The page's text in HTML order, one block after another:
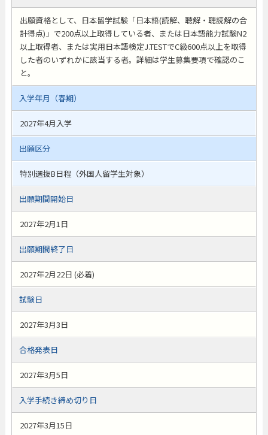
出願資格として、日本留学試験「日本語(読解、聴解・聴読解の合
計得点)」で200点以上取得している者、または日本語能力試験N2
以上取得者、または実用日本語検定J.TESTでC級600点以上を取得
した者のいずれかに該当する者。詳細は学生募集要項で確認のこ
と。
入学年月（春期）
2027年4月入学
出願区分
特別選抜B日程（外国人留学生対象）
出願期間開始日
2027年2月1日
出願期間終了日
2027年2月22日 (必着)
試験日
2027年3月3日
合格発表日
2027年3月5日
入学手続き締め切り日
2027年3月15日